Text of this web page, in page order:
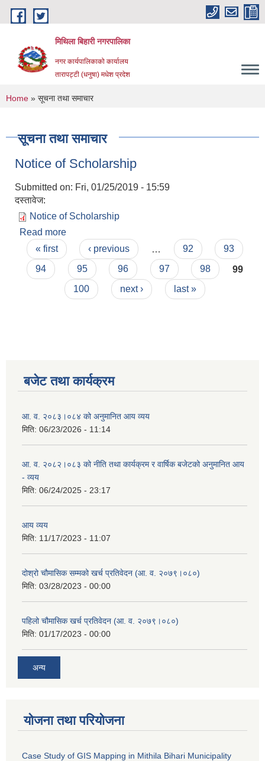
Skip to main content
मिथिला बिहारी नगरपालिका
नगर कार्यपालिकाको कार्यालय
तारापट्टी (धनुषा) मधेश प्रदेश
You are here
Home » सूचना तथा समाचार
सूचना तथा समाचार
Notice of Scholarship
Submitted on: Fri, 01/25/2019 - 15:59
दस्तावेज:
Notice of Scholarship
Read more
Pages
« first ‹ previous 92
93
94
95 96 97 98
99
100
next › last »
बजेट तथा कार्यक्रम
आ. व. २०८३।०८४ को अनुमानित आय व्यय
मिति: 06/23/2026 - 11:14
आ. व. २०८२।०८३ को नीति तथा कार्यक्रम र वार्षिक बजेटको अनुमानित आय
- व्यय
मिति: 06/24/2025 - 23:17
आय व्यय
मिति: 11/17/2023 - 11:07
दोश्रो चौमासिक सम्मको खर्च प्रतिवेदन (आ. व. २०७९।०८०)
मिति: 03/28/2023 - 00:00
पहिलो चौमासिक खर्च प्रतिवेदन (आ. व. २०७९।०८०)
मिति: 01/17/2023 - 00:00
अन्य
योजना तथा परियोजना
Case Study of GIS Mapping in Mithila Bihari Municipality